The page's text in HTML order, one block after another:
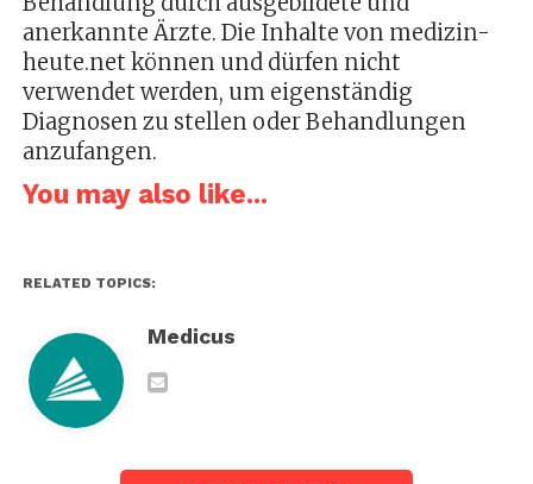
anerkannte Ärzte. Die Inhalte von medizin-
heute.net können und dürfen nicht
verwendet werden, um eigenständig
Diagnosen zu stellen oder Behandlungen
anzufangen.
You may also like...
RELATED TOPICS:
Medicus